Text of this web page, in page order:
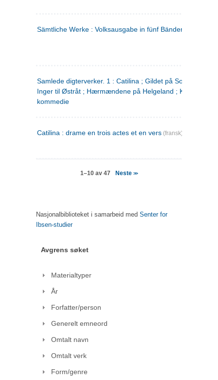
Sämtliche Werke : Volksausgabe in fünf Bänden
Samlede digterverker. 1 : Catilina ; Gildet på Solhaug ; Fru
Inger til Østråt ; Hærmændene på Helgeland ;
kommedie
Catilina : drame en trois actes et en vers (fransk)
1–10 av 47 Neste>>
Nasjonalbiblioteket i samarbeid med Senter for
Ibsen-studier
Avgrens søket
Materialtyper
År
Forfatter/person
Generelt emneord
Omtalt navn
Omtalt verk
Form/genre